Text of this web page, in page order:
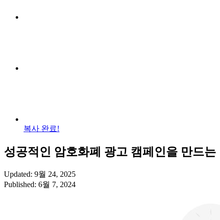
복사 완료!
성공적인 암호화폐 광고 캠페인을 만드는
Updated: 9월 24, 2025
Published: 6월 7, 2024